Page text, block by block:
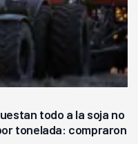
todo a la soja no
tonelada: compraron